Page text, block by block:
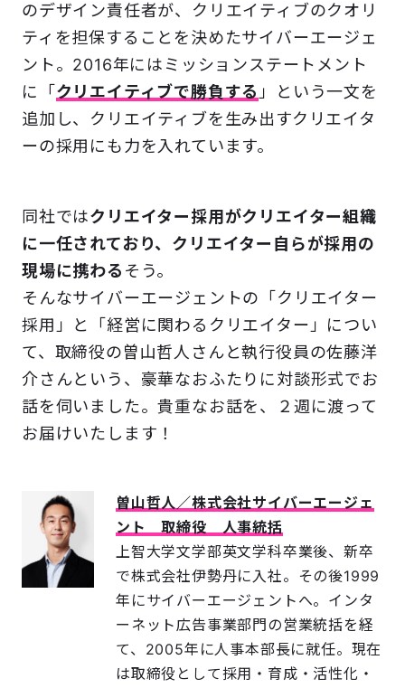
のデザイン責任者が、クリエイティブのクオリ
ティを担保することを決めたサイバーエージェ
ント。2016年にはミッションステートメント
に「 クリエイティブで勝負する 」という一文を
追加し、クリエイティブを生み出すクリエイタ
ーの採用にも力を入れています。
同社ではクリエイター採用がクリエイター組織
に一任されており、クリエイター自らが採用の
現場に携わる そう。
そんなサイバーエージェントの「クリエイター
採用」と「経営に関わるクリエイター」につい
て、取締役の曽山哲人さんと執行役員の佐藤洋
介さんという、豪華なおふたりに対談形式でお
話を伺いました。貴重なお話を、２週に渡って
お届けいたします！
曽山哲人／株式会社サイバーエージェ
ント 取締役 人事統括
上智大学文学部英文学科卒業後、新卒
で株式会社伊勢丹に入社。その後1999
年にサイバーエージェントへ。インタ
ーネット広告事業部門の営業統括を経
て、2005年に人事本部長に就任。現在
は取締役として採用・育成・活性化・